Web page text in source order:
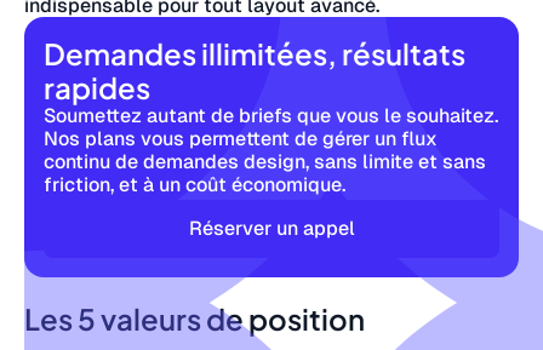
indispensable pour tout layout avancé.
Demandes illimitées, résultats
rapides
Soumettez autant de briefs que vous le souhaitez.
Nos plans vous permettent de gérer un flux
continu de demandes design, sans limite et sans
friction, et à un coût économique.
Réserver un appel
Les 5 valeurs de position